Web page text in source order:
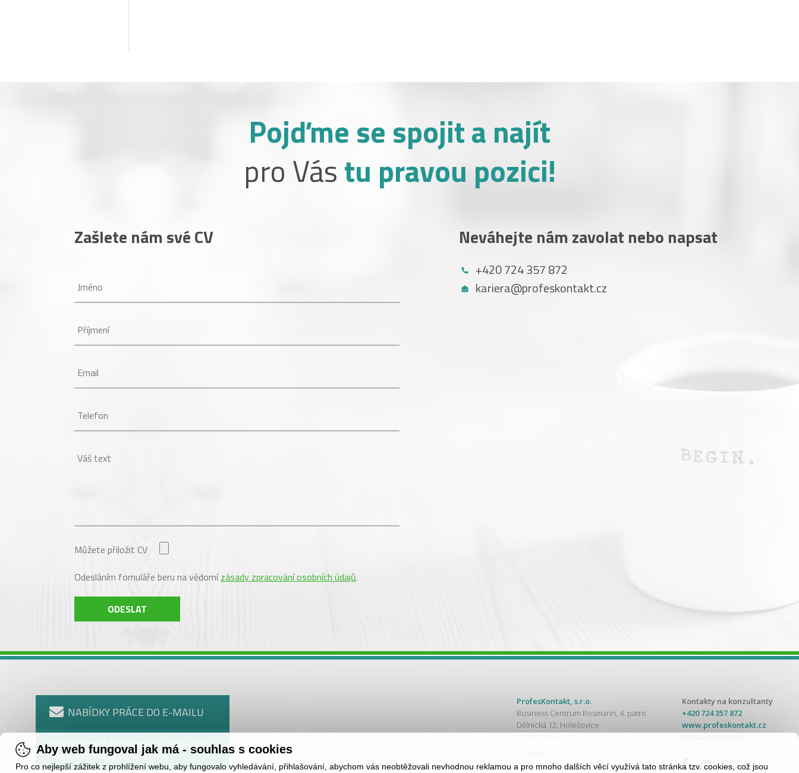
Pojďme se spojit a najít
pro Vástu pravou pozici!
Zašlete nám své CV
Můžete přiložit CV
Odesláním fomuláře beru na vědomízásady zpracování osobních údajů.
ODESLAT
Neváhejte nám zavolat nebo napsat
+420 724 357 872
kariera@profeskontakt.cz
NABÍDKY PRÁCE DO E-MAILU
Získejte možnost dostávat nabídky podle vašich
požadavků přímo do svého e-mailu.
ProfesKontakt, s.r.o.
Business Centrum Rosmarin, 4. patro
Dělnická 12, Holešovice
DIČ: CZ49689207
Kontakty na konzultanty
+420 724 357 872
www.profeskontakt.cz
Aby web fungoval jak má - souhlas s cookies
Pro co nejlepší zážitek z prohlížení webu, aby fungovalo vyhledávání, přihlašování, abychom vás neobtěžovali nevhodnou reklamou a pro mnoho dalších věcí využívá tato stránka tzv. cookies, což jsou